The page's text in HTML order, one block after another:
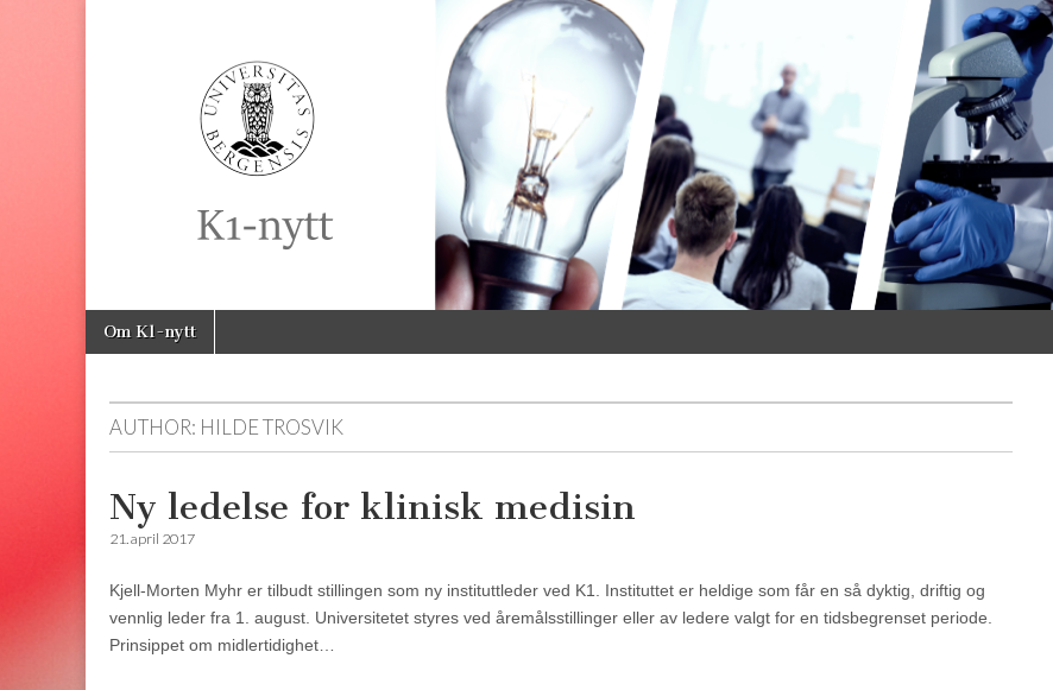
K1-
Nytt
Main
menu
Skip
Om K1-nytt
AUTHOR: HILDE TROSVIK
Ny ledelse for klinisk medisin
21. april 2017
Kjell-Morten Myhr er tilbudt stillingen som ny instituttleder ved K1. Instituttet er heldige som får en så dyktig, driftig og
vennlig leder fra 1. august. Universitetet styres ved åremålsstillinger eller av ledere valgt for en tidsbegrenset periode.
Prinsippet om midlertidighet…